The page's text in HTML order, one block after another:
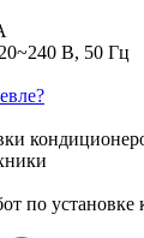
В, 50 Гц
по